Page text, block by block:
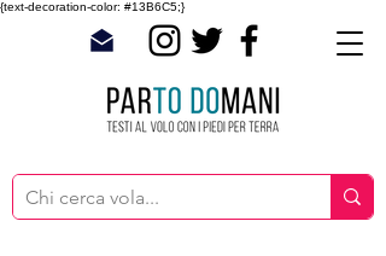
{text-decoration-color: #13B6C5;}